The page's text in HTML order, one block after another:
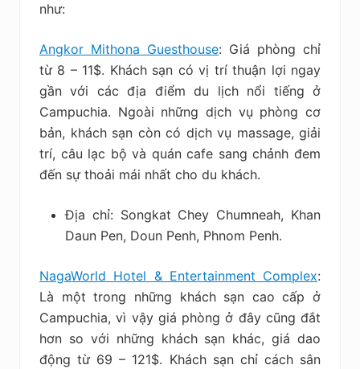
như:
Angkor Mithona Guesthouse: Giá phòng chỉ
từ 8 – 11$. Khách sạn có vị trí thuận lợi ngay
gần với các địa điểm du lịch nổi tiếng ở
Campuchia. Ngoài những dịch vụ phòng cơ
bản, khách sạn còn có dịch vụ massage, giải
trí, câu lạc bộ và quán cafe sang chảnh đem
đến sự thoải mái nhất cho du khách.
Địa chỉ: Songkat Chey Chumneah, Khan
Daun Pen, Doun Penh, Phnom Penh.
NagaWorld Hotel & Entertainment Complex:
Là một trong những khách sạn cao cấp ở
Campuchia, vì vậy giá phòng ở đây cũng đắt
hơn so với những khách sạn khác, giá dao
động từ 69 – 121$. Khách sạn chỉ cách sân